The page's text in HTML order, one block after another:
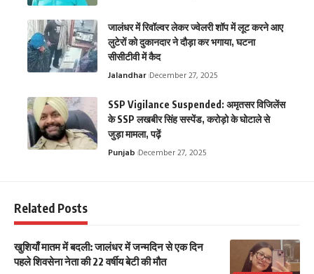
जालंधर में रिवॉल्वर लेकर ज्वेलरी शॉप में लूट करने आए
लुटेरों को दुकानदार ने दौड़ा कर भगाया, घटना
सीसीटीवी में कैद
Jalandhar December 27, 2025
SSP Vigilance Suspended: अमृतसर विजिलेंस
के SSP लखबीर सिंह सस्पेंड, करोड़ो के घोटाले से
जुड़ा मामला, पढ़ें
Punjab December 27, 2025
Related Posts
खुशियाँ मातम में बदली: जालंधर में जन्मदिन से एक दिन
पहले शिवसेना नेता की 22 वर्षीय बेटी की मौत